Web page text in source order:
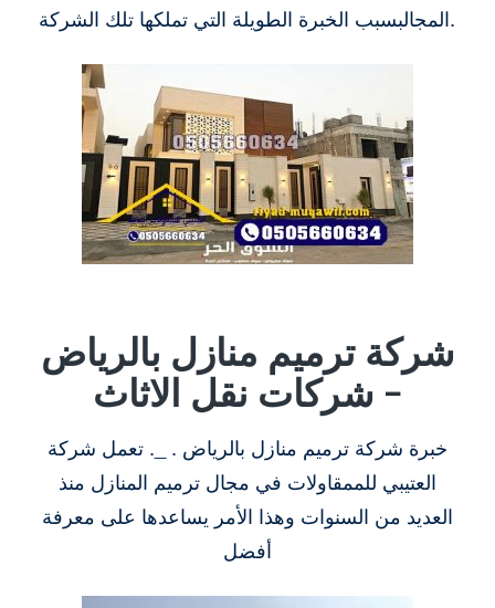
المجالبسبب الخبرة الطويلة التي تملكها تلك الشركة.
شركة ترميم منازل بالرياض
– شركات نقل الاثاث
خبرة شركة ترميم منازل بالرياض . _. تعمل شركة
العتيبي للممقاولات في مجال ترميم المنازل منذ
العديد من السنوات وهذا الأمر يساعدها على معرفة
أفضل